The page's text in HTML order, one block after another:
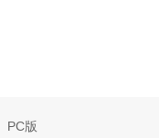
PC版